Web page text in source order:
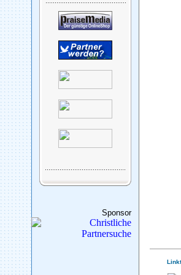
Sponsor